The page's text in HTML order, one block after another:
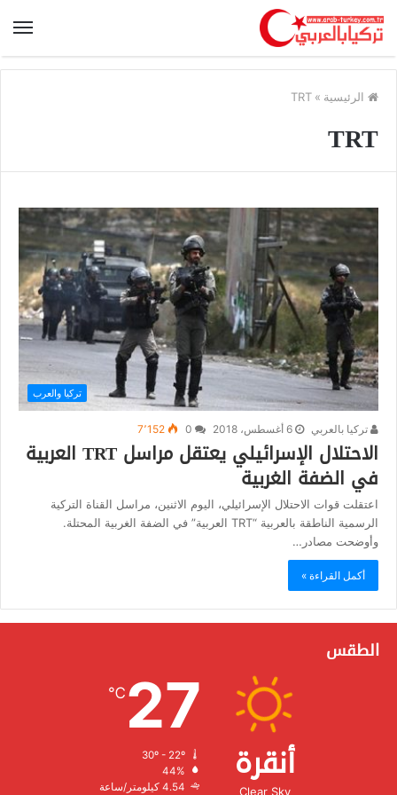
الرئيسية »
TRT
TRT
تركيا والعرب
تركيا بالعربي 6 أغسطس، 2018 7٬152
الاحتلال الإسرائيلي يعتقل مراسل TRT العربية
في الضفة الغربية
اعتقلت قوات الاحتلال الإسرائيلي، اليوم الاثنين، مراسل القناة التركية
الرسمية الناطقة بالعربية “TRT العربية” في الضفة الغربية المحتلة.
وأوضحت مصادر…
أكمل القراءة »
الطقس
أنقرة
Clear Sky
27
℃
الرطوبة:
الرياح: